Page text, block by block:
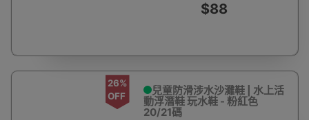
$88
26%
OFF
兒童防滑涉水沙灘鞋 | 水上活
動浮潛鞋 玩水鞋 - 粉紅色
20/21碼